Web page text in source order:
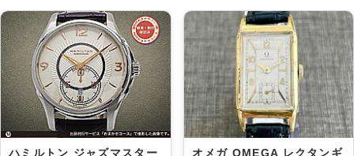
アーカイブ ブログ・特集記事
40件
60件
100件
ハミルトン ジャズマスター
オメガ OMEGA レクタンギ